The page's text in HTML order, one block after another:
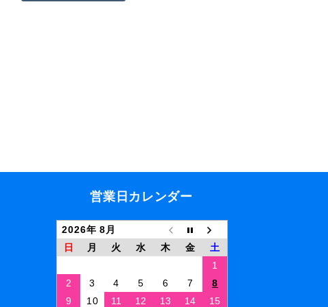
営業日カレンダー
2026年 8月
日
月 火 水 木 金
土
1
2
3 4 5 6 7
8
9
10 11 12 13 14 15